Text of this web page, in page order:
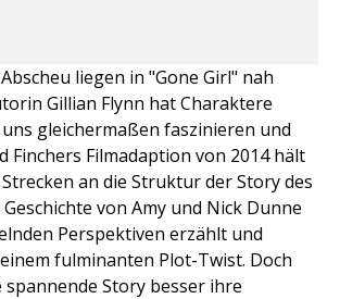
liegen in "Gone Girl" nah
Gillian Flynn hat Charaktere
gleichermaßen faszinieren und
Finchers Filmadaption von 2014 hält
an die Struktur der Story des
von Amy und Nick Dunne
Perspektiven erzählt und
fulminanten Plot-Twist. Doch
Story besser ihre